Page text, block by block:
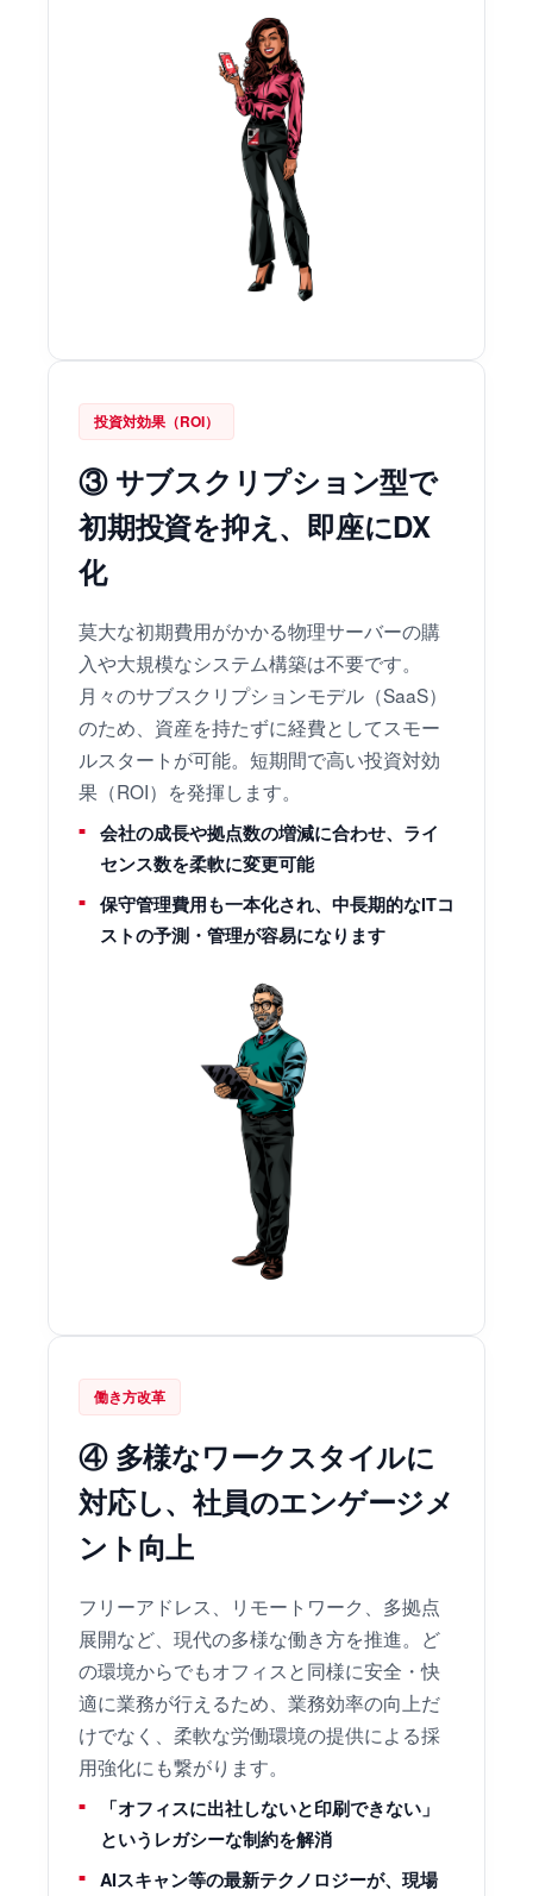
投資対効果（ROI）
③ サブスクリプション型で
初期投資を抑え、即座にDX
化
莫大な初期費用がかかる物理サーバーの購
入や大規模なシステム構築は不要です。
月々のサブスクリプションモデル（SaaS）
のため、資産を持たずに経費としてスモー
ルスタートが可能。短期間で高い投資対効
果（ROI）を発揮します。
会社の成長や拠点数の増減に合わせ、ライ
センス数を柔軟に変更可能
保守管理費用も一本化され、中長期的なITコ
ストの予測・管理が容易になります
働き方改革
④ 多様なワークスタイルに
対応し、社員のエンゲージメ
ント向上
フリーアドレス、リモートワーク、多拠点
展開など、現代の多様な働き方を推進。ど
の環境からでもオフィスと同様に安全・快
適に業務が行えるため、業務効率の向上だ
けでなく、柔軟な労働環境の提供による採
用強化にも繋がります。
「オフィスに出社しないと印刷できない」
というレガシーな制約を解消
AIスキャン等の最新テクノロジーが、現場